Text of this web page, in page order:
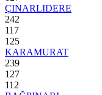
ÇINARLIDERE
242
117
125
KARAMURAT
239
127
112